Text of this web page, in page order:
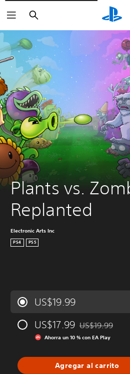
Buscar
Plants vs.
Replanted
Electronic Arts Inc
PS4 PS5
US$19.99
US$17.99 Rebajado del
US$19.99
Ahorra un 10 % con EA Play
Agregar al carrito